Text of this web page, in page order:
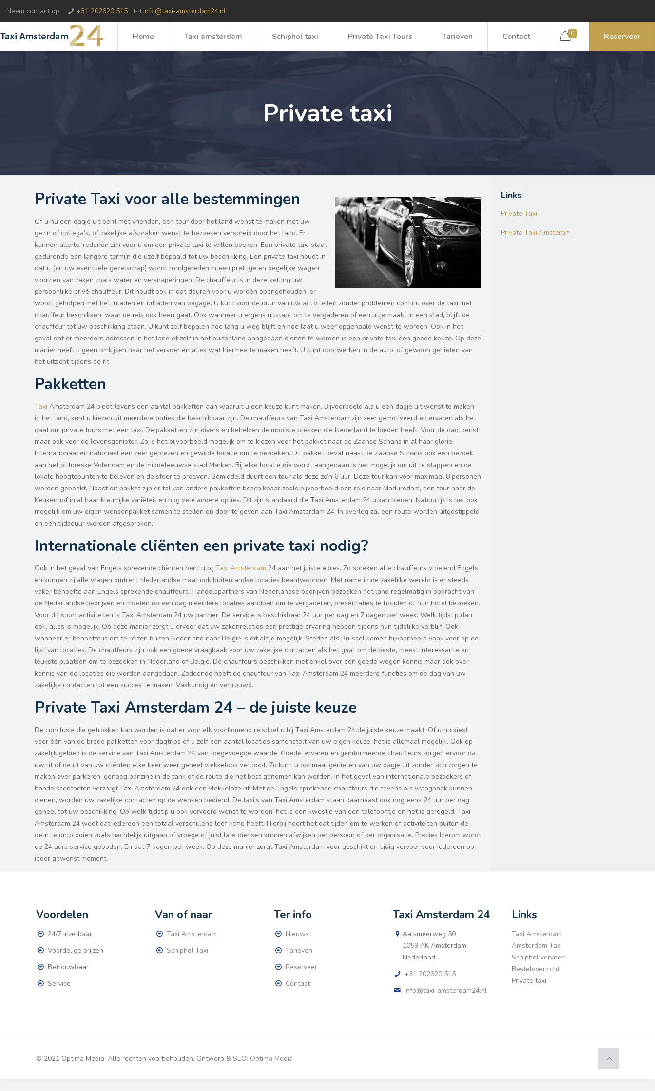
Neem contact op: +31 202620 515 info@taxi-amsterdam24.nl
Home Taxi amsterdam Schiphol taxi Private Taxi Tours Tarieven Contact 0 Reserveer
Private taxi
Private Taxi voor alle bestemmingen
Of u nu een dagje uit bent met vrienden, een tour door het land wenst te maken met uw
gezin of collega’s, of zakelijke afspraken wenst te bezoeken verspreid door het land. Er
kunnen allerlei redenen zijn voor u om een private taxi te willen boeken. Een private taxi staat
gedurende een langere termijn die uzelf bepaald tot uw beschikking. Een private taxi houdt in
dat u (en uw eventuele gezelschap) wordt rondgereden in een prettige en degelijke wagen,
voorzien van zaken zoals water en versnaperingen. De chauffeur is in deze setting uw
persoonlijke privé chauffeur. Dit houdt ook in dat deuren voor u worden opengehouden, er
wordt geholpen met het inladen en uitladen van bagage. U kunt voor de duur van uw activiteiten zonder problemen continu over de taxi met
chauffeur beschikken, waar de reis ook heen gaat. Ook wanneer u ergens uitstapt om te vergaderen of een uitje maakt in een stad, blijft de
chauffeur tot uw beschikking staan. U kunt zelf bepalen hoe lang u weg blijft en hoe laat u weer opgehaald wenst te worden. Ook in het
geval dat er meerdere adressen in het land of zelf in het buitenland aangedaan dienen te worden is een private taxi een goede keuze. Op deze
manier heeft u geen omkijken naar het vervoer en alles wat hiermee te maken heeft. U kunt doorwerken in de auto, of gewoon genieten van
het uitzicht tijdens de rit.
Pakketten
Taxi Amsterdam 24 biedt tevens een aantal pakketten aan waaruit u een keuze kunt maken. Bijvoorbeeld als u een dagje uit wenst te maken
in het land, kunt u kiezen uit meerdere opties die beschikbaar zijn. De chauffeurs van Taxi Amsterdam zijn zeer gemotiveerd en ervaren als het
gaat om private tours met een taxi. De pakketten zijn divers en behelzen de mooiste plekken die Nederland te bieden heeft. Voor de dagtoerist
maar ook voor de levensgenieter. Zo is het bijvoorbeeld mogelijk om te kiezen voor het pakket naar de Zaanse Schans in al haar glorie.
Internationaal en nationaal een zeer geprezen en gewilde locatie om te bezoeken. Dit pakket bevat naast de Zaanse Schans ook een bezoek
aan het pittoreske Volendam en de middeleeuwse stad Marken. Bij elke locatie die wordt aangedaan is het mogelijk om uit te stappen en de
lokale hoogtepunten te beleven en de sfeer te proeven. Gemiddeld duurt een tour als deze zo’n 6 uur. Deze tour kan voor maximaal 8 personen
worden geboekt. Naast dit pakket zijn er tal van andere pakketten beschikbaar zoals bijvoorbeeld een reis naar Madurodam, een tour naar de
Keukenhof in al haar kleurrijke variëteit en nog vele andere opties. Dit zijn standaard die Taxi Amsterdam 24 u kan bieden. Natuurlijk is het ook
mogelijk om uw eigen wensenpakket samen te stellen en door te geven aan Taxi Amsterdam 24. In overleg zal een route worden uitgestippeld
en een tijdsduur worden afgesproken.
Internationale cliënten een private taxi nodig?
Ook in het geval van Engels sprekende cliënten bent u bijTaxi Amsterdam 24 aan het juiste adres. Zo spreken alle chauffeurs vloeiend Engels
en kunnen zij alle vragen omtrent Nederlandse maar ook buitenlandse locaties beantwoorden. Met name in de zakelijke wereld is er steeds
vaker behoefte aan Engels sprekende chauffeurs. Handelspartners van Nederlandse bedrijven bezoeken het land regelmatig in opdracht van
de Nederlandse bedrijven en moeten op een dag meerdere locaties aandoen om te vergaderen, presentaties te houden of hun hotel bezoeken.
Voor dit soort activiteiten is Taxi Amsterdam 24 uw partner. De service is beschikbaar 24 uur per dag en 7 dagen per week. Welk tijdstip dan
ook, alles is mogelijk. Op deze manier zorgt u ervoor dat uw zakenrelaties een prettige ervaring hebben tijdens hun tijdelijke verblijf. Ook
wanneer er behoefte is om te reizen buiten Nederland naar België is dit altijd mogelijk. Steden als Brussel komen bijvoorbeeld vaak voor op de
lijst van locaties. De chauffeurs zijn ook een goede vraagbaak voor uw zakelijke contacten als het gaat om de beste, meest interessante en
leukste plaatsen om te bezoeken in Nederland of België. De chauffeurs beschikken niet enkel over een goede wegen kennis maar ook over
kennis van de locaties die worden aangedaan. Zodoende heeft de chauffeur van Taxi Amsterdam 24 meerdere functies om de dag van uw
zakelijke contacten tot een succes te maken. Vakkundig en vertrouwd.
Private Taxi Amsterdam 24 – de juiste keuze
De conclusie die getrokken kan worden is dat er voor elk voorkomend reisdoel u bij Taxi Amsterdam 24 de juiste keuze maakt. Of u nu kiest
voor één van de brede pakketten voor dagtrips of u zelf een aantal locaties samenstelt van uw eigen keuze, het is allemaal mogelijk. Ook op
zakelijk gebied is de service van Taxi Amsterdam 24 van toegevoegde waarde. Goede, ervaren en geïnformeerde chauffeurs zorgen ervoor dat
uw rit of de rit van uw cliënten elke keer weer geheel vlekkeloos verloopt. Zo kunt u optimaal genieten van uw dagje uit zonder zich zorgen te
maken over parkeren, genoeg benzine in de tank of de route die het best genomen kan worden. In het geval van internationale bezoekers of
handelscontacten verzorgt Taxi Amsterdam 24 ook een vlekkeloze rit. Met de Engels sprekende chauffeurs die tevens als vraagbaak kunnen
dienen, worden uw zakelijke contacten op de wenken bediend. De taxi’s van Taxi Amsterdam staan daarnaast ook nog eens 24 uur per dag
geheel tot uw beschikking. Op welk tijdstip u ook vervoerd wenst te worden, het is een kwestie van een telefoontje en het is geregeld. Taxi
Amsterdam 24 weet dat iedereen een totaal verschillend leef ritme heeft. Hierbij hoort het dat tijden om te werken of activiteiten buiten de
deur te ontplooien zoals nachtelijk uitgaan of vroege of juist late diensen kunnen afwijken per persoon of per organisatie. Precies hierom wordt
de 24 uurs service geboden. En dat 7 dagen per week. Op deze manier zorgt Taxi Amsterdam voor geschikt en tijdig vervoer voor iedereen op
ieder gewenst moment.
Links
Private Taxi
Private Taxi Amsteram
Voordelen
24/7 inzetbaar
Voordelige prijzen
Betrouwbaar
Service
Van of naar
Taxi Amsterdam
Schiphol Taxi
Ter info
Nieuws
Tarieven
Reserveer
Contact
Taxi Amsterdam 24
Aalsmeerweg 50
1059 AK Amsterdam
Nederland
+31 202620 515
info@taxi-amsterdam24.nl
Links
Taxi Amsterdam
Amsterdam Taxi
Schiphol vervoer
Besteloverzicht
Private taxi
© 2021 Optima Media. Alle rechten voorbehouden. Ontwerp & SEO: Optima Media